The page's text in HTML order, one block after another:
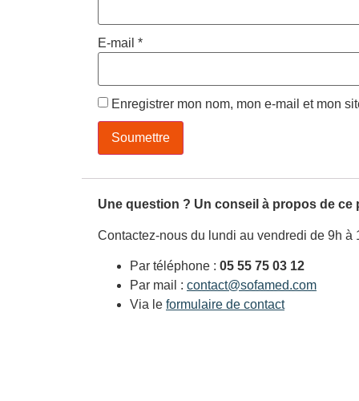
E-mail *
Enregistrer mon nom, mon e-mail et mon
Une question ? Un conseil à propos de ce
Contactez-nous du lundi au vendredi de 9h à
Par téléphone : 05 55 75 03 12
Par mail : contact@sofamed.com
Via le formulaire de contact